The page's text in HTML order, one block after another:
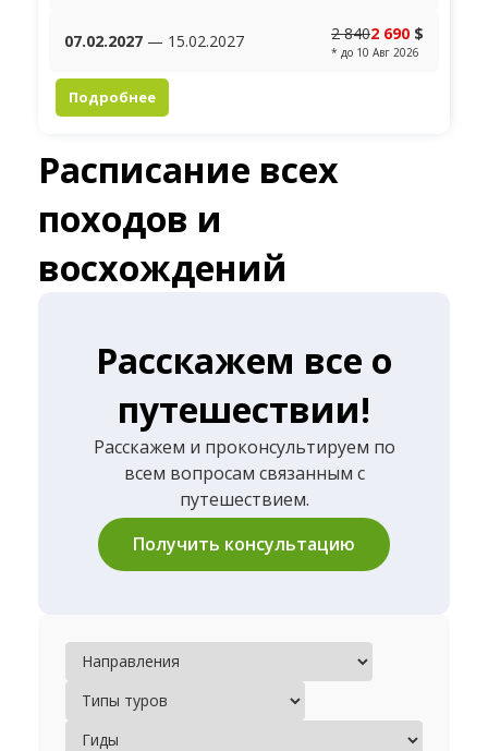
07.02.2027 — 15.02.2027 2 8402 690 $
* до 10 Авг 2026
Подробнее
Расписание всех
походов и
восхождений
Расскажем все о
путешествии!
Расскажем и проконсультируем по
всем вопросам связанным с
путешествием.
Получить консультацию